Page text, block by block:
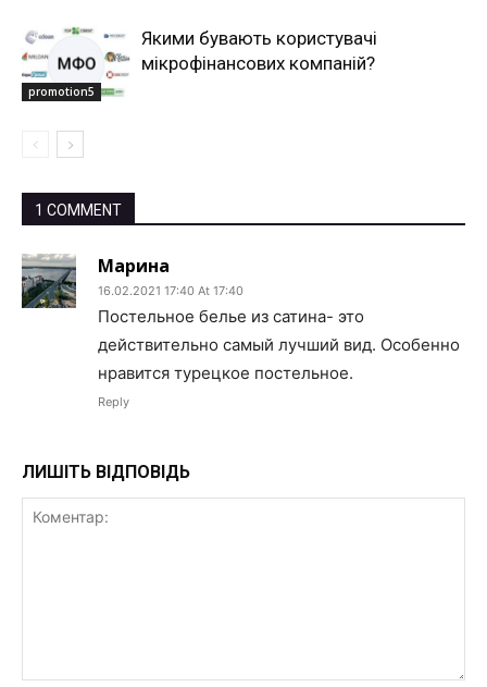
promotion5
Якими бувають користувачі
мікрофінансових компаній?
1 COMMENT
Марина
16.02.2021 17:40 At 17:40
Постельное белье из сатина- это
действительно самый лучший вид. Особенно
нравится турецкое постельное.
Reply
ЛИШІТЬ ВІДПОВІДЬ